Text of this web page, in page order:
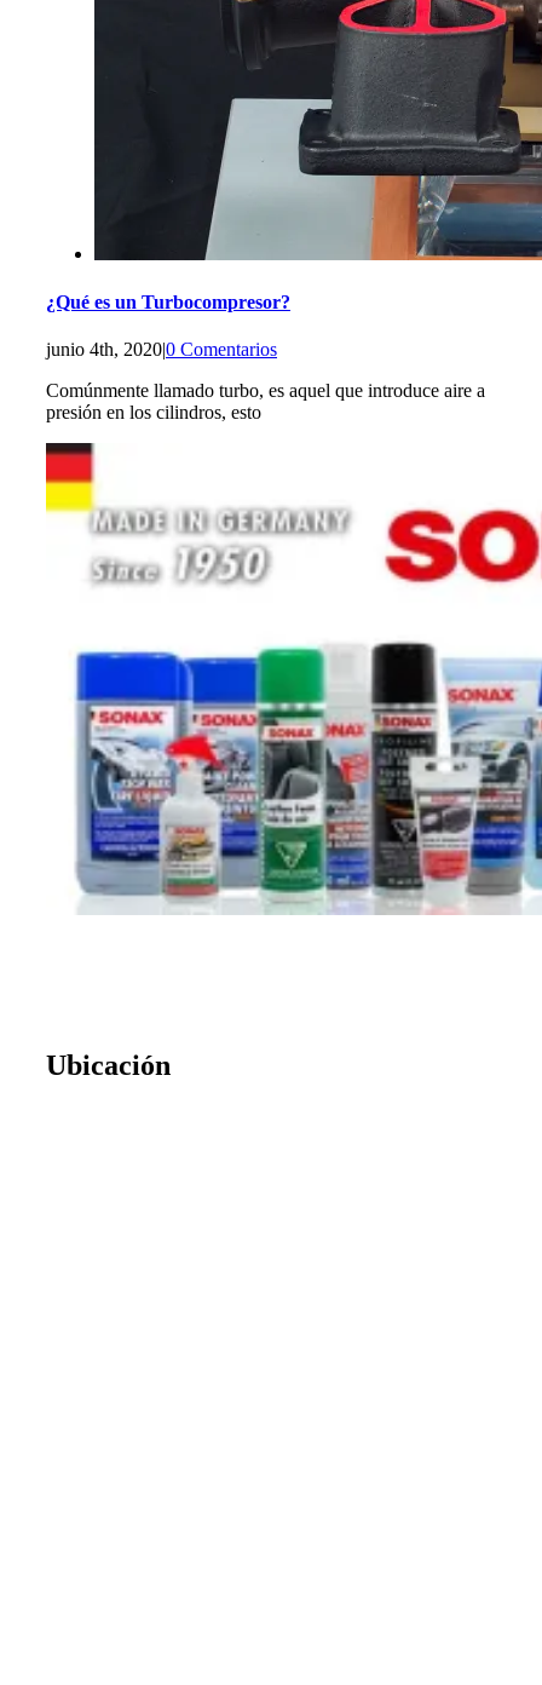
¿Qué es un Turbocompresor?
junio 4th, 2020|0 Comentarios
Comúnmente llamado turbo, es aquel que introduce aire a
presión en los cilindros, esto
Ubicación